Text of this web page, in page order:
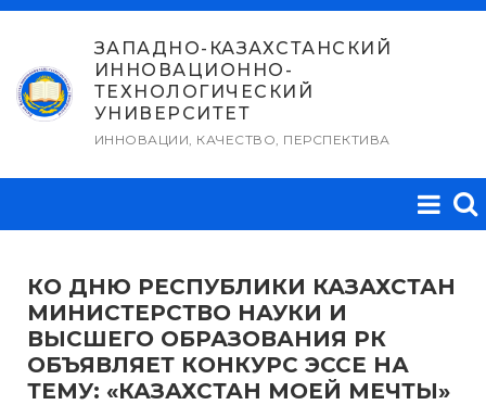
Перейти
содержимому
ЗАПАДНО-КАЗАХСТАНСКИЙ
ИННОВАЦИОННО-
ТЕХНОЛОГИЧЕСКИЙ
УНИВЕРСИТЕТ
ИННОВАЦИИ, КАЧЕСТВО, ПЕРСПЕКТИВА
КО ДНЮ РЕСПУБЛИКИ КАЗАХСТАН
МИНИСТЕРСТВО НАУКИ И
ВЫСШЕГО ОБРАЗОВАНИЯ РК
ОБЪЯВЛЯЕТ КОНКУРС ЭССЕ НА
ТЕМУ: «КАЗАХСТАН МОЕЙ МЕЧТЫ»